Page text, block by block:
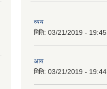
व्यय
मिति: 03/21/2019 - 19:45
आय
मिति: 03/21/2019 - 19:44